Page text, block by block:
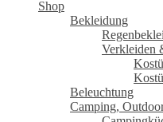
Shop
Bekleidung
Verkleiden
Beleuchtung
Camping,